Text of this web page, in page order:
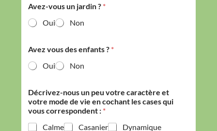
Avez-vous un jardin ? *
Oui
Non
Avez vous des enfants ? *
Oui
Non
Décrivez-nous un peu votre caractère et
votre mode de vie en cochant les cases qui
vous correspondent : *
Calme
Casanier
Dynamique